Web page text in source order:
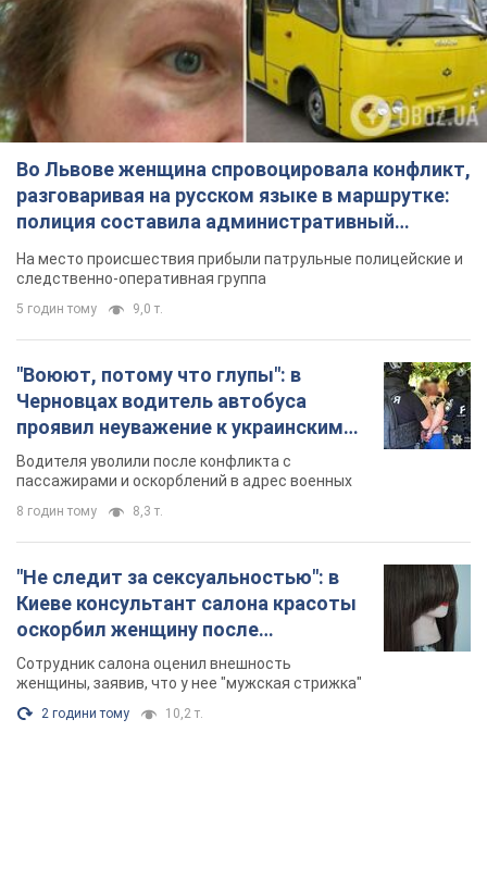
Во Львове женщина спровоцировала конфликт,
разговаривая на русском языке в маршрутке:
полиция составила административный
протокол. Видео
На место происшествия прибыли патрульные полицейские и
следственно-оперативная группа
5 годин тому 9,0 т.
"Воюют, потому что глупы": в
Черновцах водитель автобуса
проявил неуважение к украинским
военным и поплатился за это.
Видео
Водителя уволили после конфликта с
пассажирами и оскорблений в адрес военных
8 годин тому 8,3 т.
"Не следит за сексуальностью": в
Киеве консультант салона красоты
оскорбил женщину после
химиотерапии, разгорелся скандал.
Фото
Сотрудник салона оценил внешность
женщины, заявив, что у нее "мужская стрижка"
2 години тому 10,2 т.